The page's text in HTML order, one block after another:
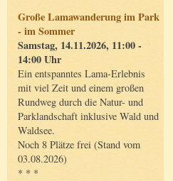
Große Lamawanderung im Park
- im Sommer
Samstag, 14.11.2026, 11:00 -
14:00 Uhr
Ein entspanntes Lama-Erlebnis
mit viel Zeit und einem großen
Rundweg durch die Natur- und
Parklandschaft inklusive Wald und
Waldsee.
Noch 8 Plätze frei (Stand vom
03.08.2026)
* * *